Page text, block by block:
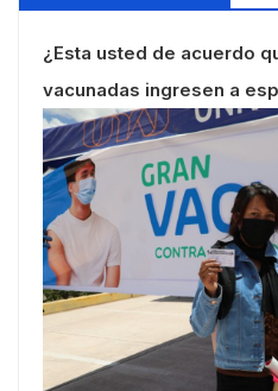
¿Esta usted de acuerdo
vacunadas ingresen a